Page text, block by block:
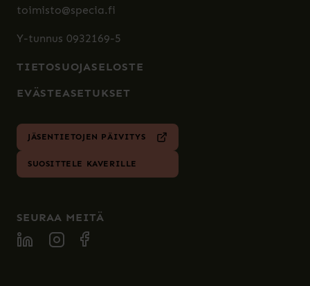
toimisto@specia.fi
Y-tunnus 0932169-5
TIETOSUOJASELOSTE
EVÄSTEASETUKSET
JÄSENTIETOJEN PÄIVITYS
SUOSITTELE KAVERILLE
SEURAA MEITÄ
SPECIA LINKEDIN
SPECIA INSTAGRAM
SPECIA FACEBOOK